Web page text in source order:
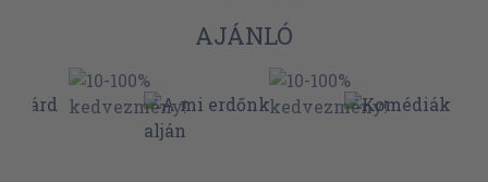
AJÁNLÓ